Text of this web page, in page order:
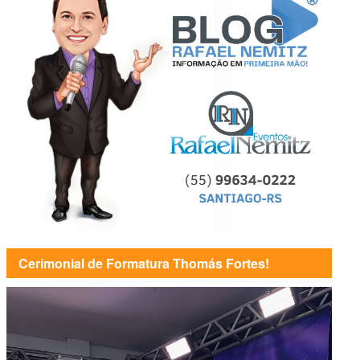
Cerimonial de Formatura Thomás Fortes!